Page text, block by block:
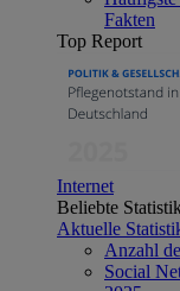
Fakten
Top Report
Internet
Beliebte
Aktuelle
Anzahl
Social